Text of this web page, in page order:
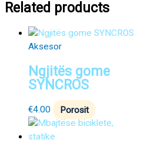
Related products
Aksesor
Ngjitës gome
SYNCROS
€4.00 Porosit